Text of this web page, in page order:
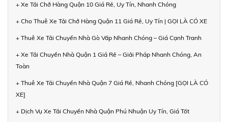
+ Xe Tải Chở Hàng Quận 10 Giá Rẻ, Uy Tín, Nhanh Chóng
+ Cho Thuê Xe Tải Chở Hàng Quận 11 Giá Rẻ, Uy Tín | GỌI LÀ CÓ XE
+ Thuê Xe Tải Chuyển Nhà Gò Vấp Nhanh Chóng – Giá Cạnh Tranh
+ Xe Tải Chuyển Nhà Quận 1 Giá Rẻ – Giải Pháp Nhanh Chóng, An
Toàn
+ Thuê Xe Tải Chuyển Nhà Quận 7 Giá Rẻ, Nhanh Chóng [GỌI LÀ CÓ
XE]
+ Dịch Vụ Xe Tải Chuyển Nhà Quận Phú Nhuận Uy Tín, Giá Tốt